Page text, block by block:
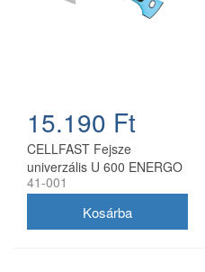
15.190 Ft
CELLFAST Fejsze
univerzális U 600 ENERGO
(0,6 kg)
41-001